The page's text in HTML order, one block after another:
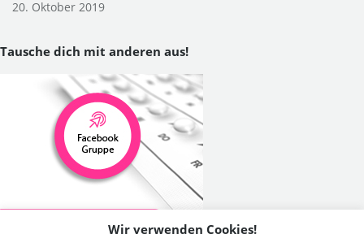
20. Oktober 2019
Tausche dich mit anderen aus!
Wir verwenden Cookies!